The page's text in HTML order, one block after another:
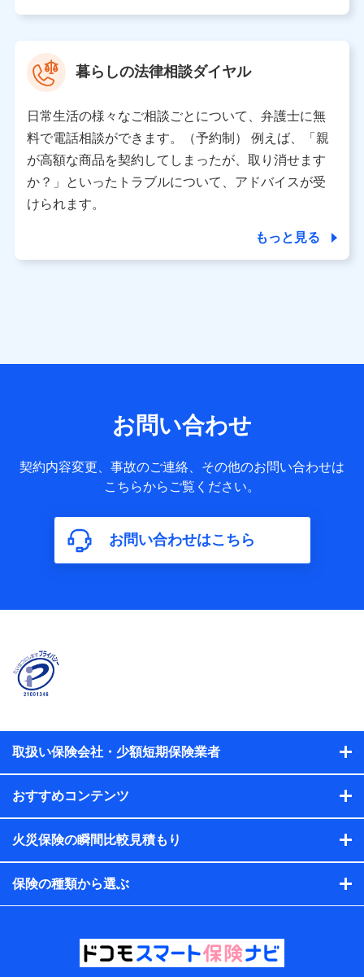
氏名、電話番号、メールアドレス、お客さまの識別子、属
性、連絡先、dポイントサービスのご利用に関する情報。例
として、dポイントカード番号、性別、年齢、家族構成、住
所、dポイント残高、dポイント利用履歴などが含まれます。
利用情報
当社又は株式会社NTTドコモが提供する各種サービスなどの
ご契約・ご利用などに関する情報。例として、当社又は株式
会社NTTドコモが提供する各種サービスのご契約状態・ご利
用履歴インターネット利用時の行動に関する情報、アプリケ
ーション利用時の行動に関する情報、購入されたサービスや
当社又は株式会社NTTドコモが提供する保険関連サービスに
送信履歴などの情報）が含まれます。
約に関する情報。例として、保険契約者及び被保険者の氏
名、住所、生年月日、性別、保険契約者と被保険者の関係、
保険加入の目的、保険商品の内容、保険料、保険料のお支払
年数などの情報、ペットの種類や年齢などの情報などが含ま
れます。
【共同して利用する者の範囲】
株式会社NTTドコモ
当社又は株式会社NTTドコモが提供する保険関連サービスに
おけるユーザ登録受付および管理のため
当社又は株式会社NTTドコモと取引のあるもしくは委託を受
れらに付帯、関連する当社、株式会社NTTドコモおよび提携
会社のサービスを案内、提供するため
析して、お客さまの趣味・嗜好・傾向に応じたサービス・商
各種セミナーの開催のため
コンサルティングサービスの実施のため
アンケートやキャンペーン等の実施のため
上記に係る案内・手続き・管理等付帯業務を行うため
当該個人データを取り扱う各共同利用者（詳細は次のと
暮らしの法律相談ダイヤル
日常生活の様々なご相談ごとについて、弁護士に無
料で電話相談ができます。（予約制） 例えば、「親
が高額な商品を契約してしまったが、取り消せます
か？」といったトラブルについて、アドバイスが受
けられます。
もっと見る
お問い合わせ
契約内容変更、事故のご連絡、その他のお問い合わせは
こちらからご覧ください。
お問い合わせはこちら
取扱い保険会社・少額短期保険業者
おすすめコンテンツ
火災保険の瞬間比較見積もり
保険の種類から選ぶ